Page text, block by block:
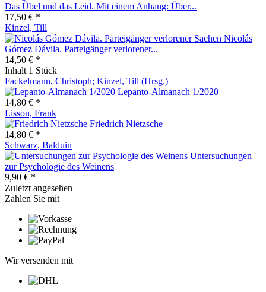
Das Übel und das Leid. Mit einem Anhang: Über...
17,50 € *
Kinzel, Till
Nicolás
Gómez Dávila. Parteigänger verlorener...
14,50 € *
Inhalt 1 Stück
Fackelmann, Christoph; Kinzel, Till (Hrsg.)
Lepanto-Almanach 1/2020
14,80 € *
Lisson, Frank
Friedrich Nietzsche
14,80 € *
Schwarz, Balduin
Untersuchungen
zur Psychologie des Weinens
9,90 € *
Zuletzt angesehen
Zahlen Sie mit
Wir versenden mit